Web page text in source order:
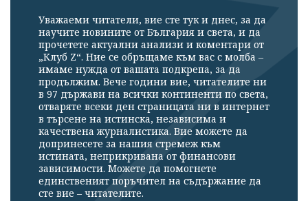
Уважаеми читатели, вие сте тук и днес, за да
научите новините от България и света, и да
прочетете актуални анализи и коментари от
„Клуб Z“. Ние се обръщаме към вас с молба –
имаме нужда от вашата подкрепа, за да
продължим. Вече години вие, читателите ни
в 97 държави на всички континенти по света,
отваряте всеки ден страницата ни в интернет
в търсене на истинска, независима и
качествена журналистика. Вие можете да
допринесете за нашия стремеж към
истината, неприкривана от финансови
зависимости. Можете да помогнете
единственият поръчител на съдържание да
сте вие – читателите.